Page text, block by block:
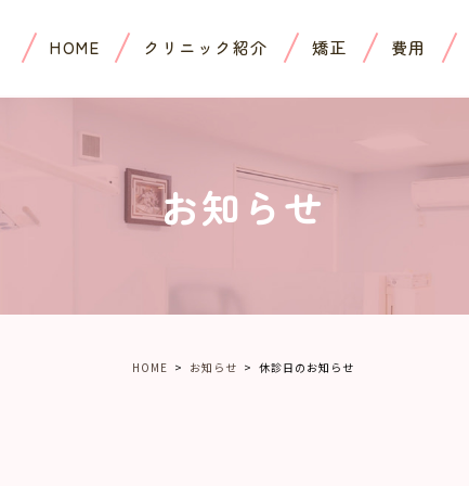
HOME クリニック紹介 矯正 費用
お知らせ
HOME お知らせ 休診日のお知らせ